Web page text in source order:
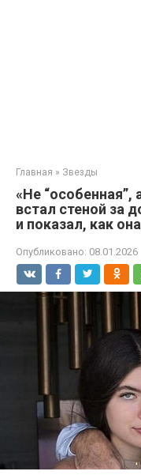
Главная » Звезды
«Не “особенная”,
встал стеной за
и показал, как
Опубликовано: 08.01.2026